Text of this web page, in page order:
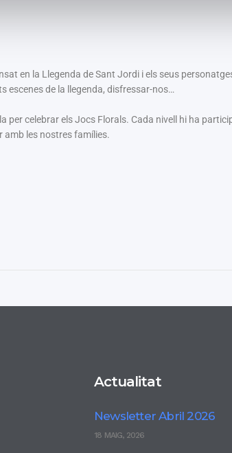
en la Llegenda de Sant Jordi i els seus
escenes de la llegenda, disfressar-nos…
per celebrar els Jocs Florals. Cada nivell hi ha
amb les nostres famílies.
Actualitat
Newsletter Abril 2026
18 MAIG, 2026